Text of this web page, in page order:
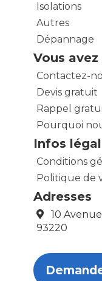
Isolations
Autres
Dépannage
Vous
Contactez-
Devis gratuit
Rappel
Pourquoi
Infos
Conditions
Politique de
Adresses
10
93220